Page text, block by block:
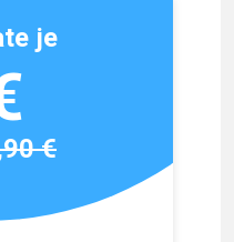
je
€